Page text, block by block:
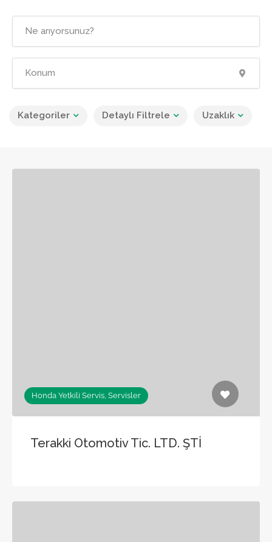
Kategoriler Detaylı Filtrele Uzaklık
Honda Yetkili Servis, Servisler
Terakki Otomotiv Tic. LTD. ŞTİ